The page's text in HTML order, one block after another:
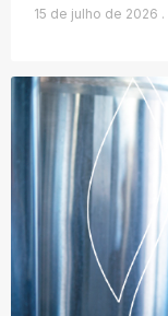
15 de julho de 2026